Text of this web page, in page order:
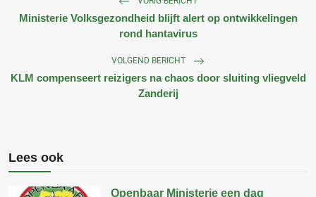
Ministerie Volksgezondheid blijft alert op ontwikkelingen
rond hantavirus
VOLGEND BERICHT
KLM compenseert reizigers na chaos door sluiting vliegveld
Zanderij
Lees ook
Openbaar Ministerie een dag